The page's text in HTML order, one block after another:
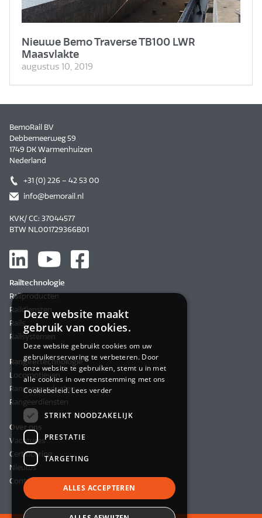
Nieuwe Bemo Traverse TB100 LWR
Maasvlakte
augustus 10, 2019
BemoRail BV
Debbemeerweg 59
1749 DK Warmenhuizen
Nederland
+31 (0) 226 – 42 53 00
info@bemorail.nl
KVK/ CC: 37044577
BTW NL001729366B01
Railtechnologie
Railproducten
Raildiensten
Rails
Railsystemen
Rangeertechnologie
Locomotieven
Rangeerproducten
Rangeerdiensten
Over ons
Vacatures
Certificering
Nieuws
Contact
Deze website maakt
gebruik van cookies.
Deze website gebruikt cookies om uw
gebruikerservaring te verbeteren. Door
onze website te gebruiken, stemt u in met
alle cookies in overeenstemming met ons
Cookiebeleid.Lees verder
STRIKT NOODZAKELIJK
PRESTATIE
TARGETING
ALLES ACCEPTEREN